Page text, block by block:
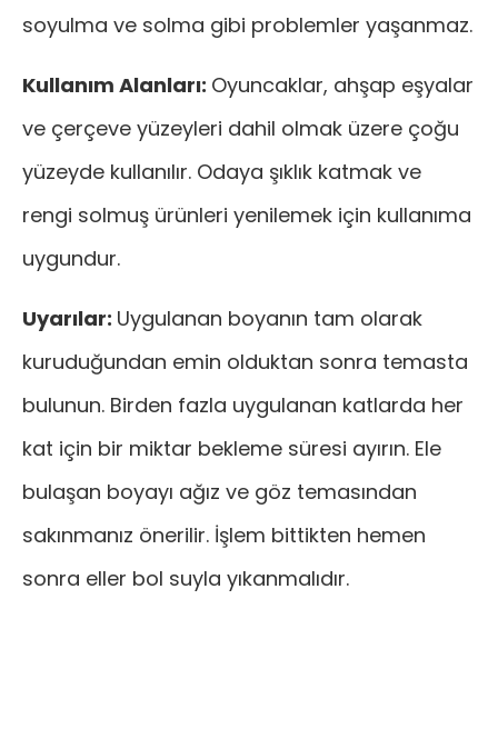
soyulma ve solma gibi problemler yaşanmaz.
Kullanım Alanları: Oyuncaklar, ahşap eşyalar
ve çerçeve yüzeyleri dahil olmak üzere çoğu
yüzeyde kullanılır. Odaya şıklık katmak ve
rengi solmuş ürünleri yenilemek için kullanıma
uygundur.
Uyarılar: Uygulanan boyanın tam olarak
kuruduğundan emin olduktan sonra temasta
bulunun. Birden fazla uygulanan katlarda her
kat için bir miktar bekleme süresi ayırın. Ele
bulaşan boyayı ağız ve göz temasından
sakınmanız önerilir. İşlem bittikten hemen
sonra eller bol suyla yıkanmalıdır.